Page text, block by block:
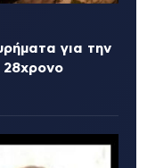
για την
28χρονο